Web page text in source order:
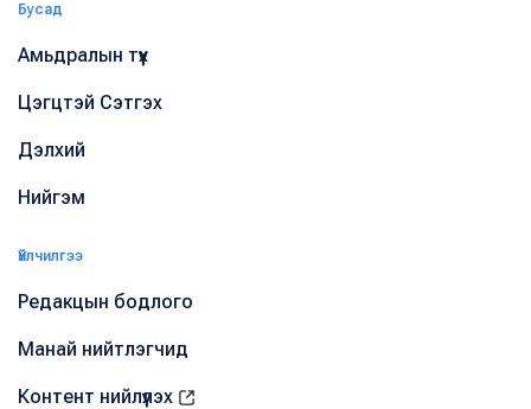
Бусад
Амьдралын түүх
Цэгцтэй Сэтгэх
Дэлхий
Нийгэм
Үйлчилгээ
Редакцын бодлого
Манай нийтлэгчид
Контент нийлүүлэх